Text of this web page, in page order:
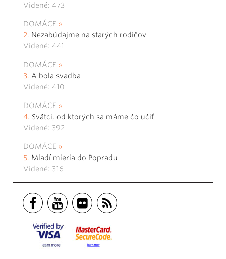
Videné: 473
DOMÁCE
Nezabúdajme na starých rodičov
Videné: 441
DOMÁCE
A bola svadba
Videné: 410
DOMÁCE
Svätci, od ktorých sa máme čo učiť
Videné: 392
DOMÁCE
Mladí mieria do Popradu
Videné: 316